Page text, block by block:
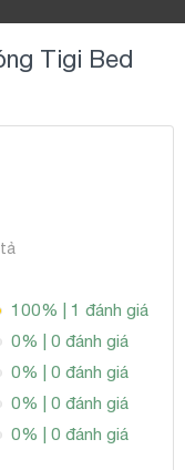
Tigi Bed
100% | 1 đánh giá
0% | 0 đánh giá
0% | 0 đánh giá
0% | 0 đánh giá
0% | 0 đánh giá